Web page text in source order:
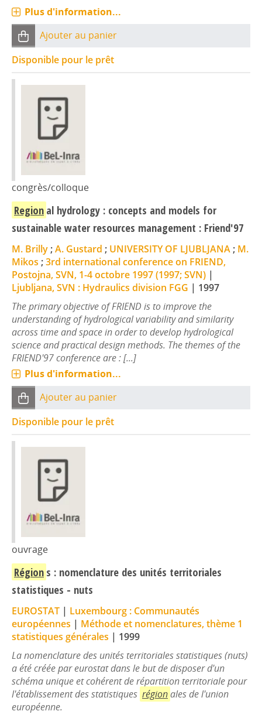
Plus d'information...
Ajouter au panier
Disponible pour le prêt
congrès/colloque
Region al hydrology : concepts and models for
sustainable water resources management : Friend'97
M. Brilly ;A. Gustard ; UNIVERSITY OF LJUBLJANA ; M.
Mikos ;3rd international conference on FRIEND,
Postojna, SVN, 1-4 octobre 1997 (1997; SVN) |
Ljubljana, SVN : Hydraulics division FGG | 1997
The primary objective of FRIEND is to improve the
understanding of hydrological variability and similarity
across time and space in order to develop hydrological
science and practical design methods. The themes of the
FRIEND'97 conference are : [...]
Plus d'information...
Ajouter au panier
Disponible pour le prêt
ouvrage
Région s : nomenclature des unités territoriales
statistiques - nuts
EUROSTAT | Luxembourg : Communautés
européennes | Méthode et nomenclatures, thème 1
statistiques générales | 1999
La nomenclature des unités territoriales statistiques (nuts)
a été créée par eurostat dans le but de disposer d'un
schéma unique et cohérent de répartition territoriale pour
l'établissement des statistiques régionales de l'union
européenne.